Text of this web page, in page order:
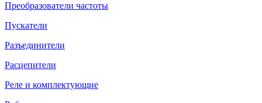
Преобразователи частоты
Пускатели
Разъединители
Расцепители
Реле и комплектующие